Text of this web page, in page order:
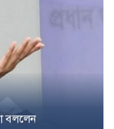
বললেন